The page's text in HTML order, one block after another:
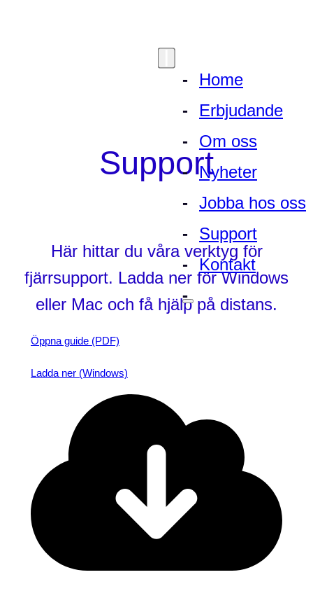
Home
Erbjudande
Om oss
Nyheter
Jobba hos oss
Support
Kontakt
Support
Här hittar du våra verktyg för
fjärrsupport. Ladda ner för Windows
eller Mac och få hjälp på distans.
Öppna guide (PDF)
Ladda ner (Windows)